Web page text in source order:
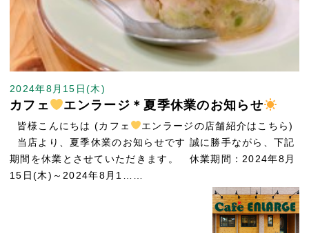
2024年8月15日(木)
カフェ エンラージ＊夏季休業のお知らせ
皆様こんにちは (カフェ
エンラージの店舗紹介はこちら)
当店より、夏季休業のお知らせです 誠に勝手ながら、下記
期間を休業とさせていただきます。 休業期間：2024年8月
15日(木)～2024年8月1……